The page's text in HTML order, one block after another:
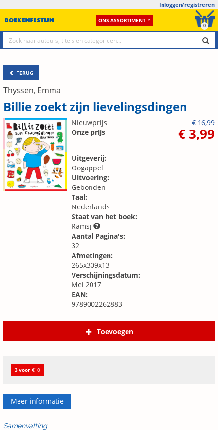
Inloggen/registreren
ONS ASSORTIMENT
0
TERUG
Thyssen, Emma
Billie zoekt zijn lievelingsdingen
Nieuwprijs
€ 16,99
Onze prijs
€ 3,99
Uitgeverij:
Oogappel
Uitvoering:
Gebonden
Taal:
Nederlands
Staat van het boek:
Ramsj
Aantal Pagina's:
32
Afmetingen:
265x309x13
Verschijningsdatum:
Mei 2017
EAN:
9789002262883
Toevoegen
3 voor €10
Meer informatie
Samenvatting